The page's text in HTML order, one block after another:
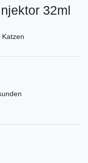
32ml